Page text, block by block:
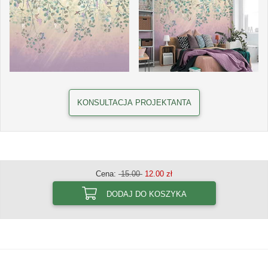
KONSULTACJA PROJEKTANTA
Cena: 15.00 12.00 zł
DODAJ DO KOSZYKA